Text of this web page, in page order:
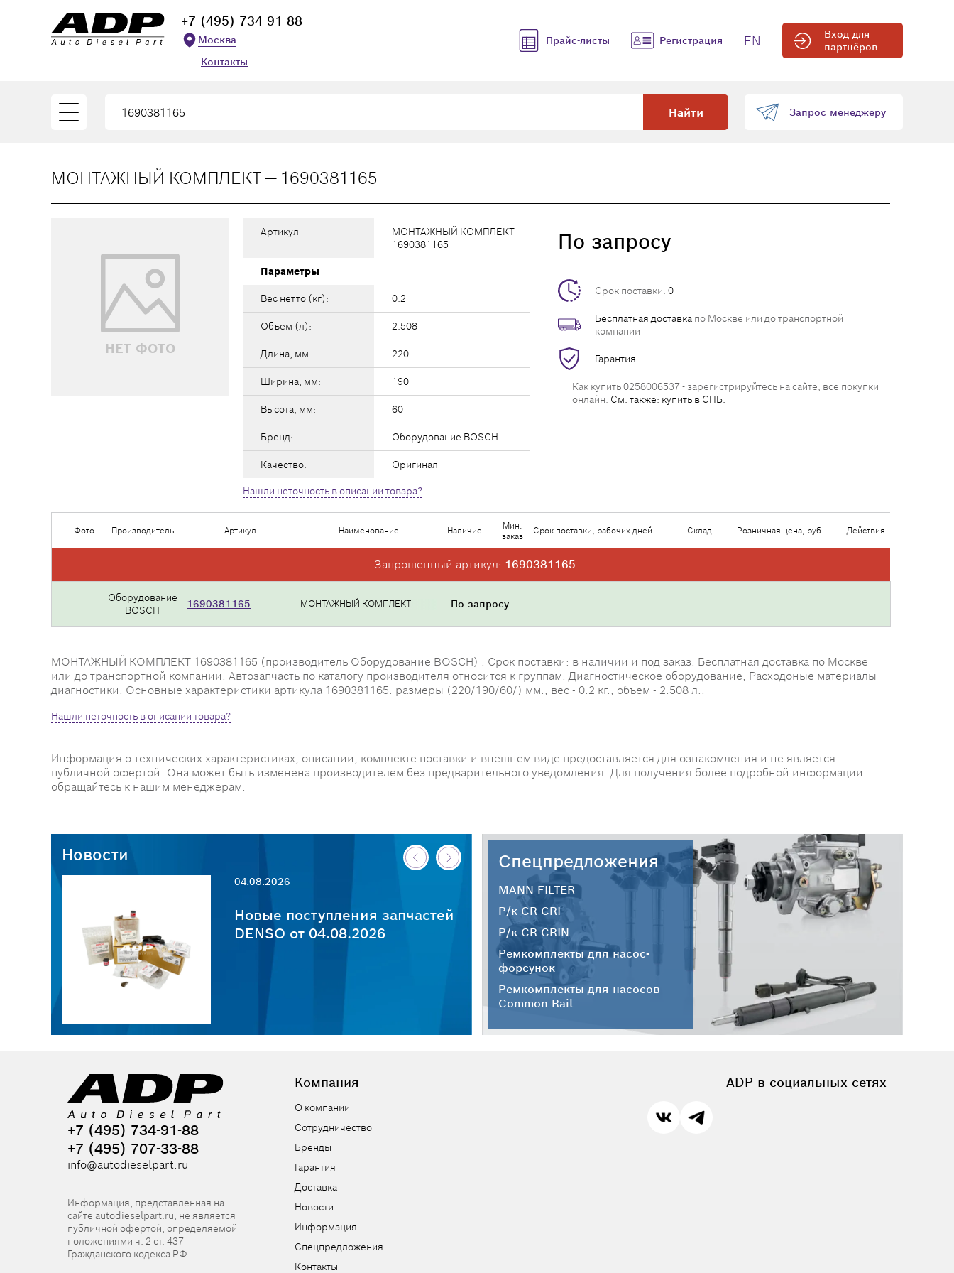
+7 (495) 734-91-88
Москва
Контакты
Прайс-листы Регистрация EN
Вход для
партнёров
Найти Запрос менеджеру
МОНТАЖНЫЙ КОМПЛЕКТ — 1690381165
НЕТ ФОТО
Артикул
МОНТАЖНЫЙ КОМПЛЕКТ —
1690381165
Параметры
Вес нетто (кг): 0.2
Объём (л): 2.508
Длина, мм: 220
Ширина, мм: 190
Высота, мм: 60
Бренд: Оборудование BOSCH
Качество: Оригинал
Нашли неточность в описании товара?
По запросу
Срок поставки: 0
Бесплатная доставка по Москве или до транспортной
компании
Гарантия
Как купить 0258006537 - зарегистрируйтесь на сайте, все покупки
онлайн. См. также: купить в СПБ.
Фото Производитель Артикул Наименование Наличие
Мин.
заказ
Срок поставки, рабочих дней Склад Розничная цена, руб. Действия
Запрошенный артикул: 1690381165
Оборудование
BOSCH
1690381165 МОНТАЖНЫЙ КОМПЛЕКТ По запросу
МОНТАЖНЫЙ КОМПЛЕКТ 1690381165 (производитель Оборудование BOSCH) . Срок поставки: в наличии и под заказ. Бесплатная доставка по Москве
или до транспортной компании. Автозапчасть по каталогу производителя относится к группам: Диагностическое оборудование, Расходоные материалы
диагностики. Основные характеристики артикула 1690381165: размеры (220/190/60/) мм., вес - 0.2 кг., объем - 2.508 л..
Нашли неточность в описании товара?
Информация о технических характеристиках, описании, комплекте поставки и внешнем виде предоставляется для ознакомления и не является
публичной офертой. Она может быть изменена производителем без предварительного уведомления. Для получения более подробной информации
обращайтесь к нашим менеджерам.
Новости
04.08.2026
Новые поступления запчастей
DENSO от 04.08.2026
30.07.2026
Новые поступления запчастей
HC-CARGO от 30.07.2026
Спецпредложения
MANN FILTER
Р/к CR CRI
Р/к CR CRIN
Ремкомплекты для насос-
форсунок
Ремкомплекты для насосов
Common Rail
+7 (495) 734-91-88
+7 (495) 707-33-88
info@autodieselpart.ru
Информация, представленная на
сайте autodieselpart.ru, не является
публичной офертой, определяемой
положениями ч. 2 ст. 437
Гражданского кодекса РФ.
Компания
О компании
Сотрудничество
Бренды
Гарантия
Доставка
Новости
Информация
Спецпредложения
Контакты
ADP в социальных сетях